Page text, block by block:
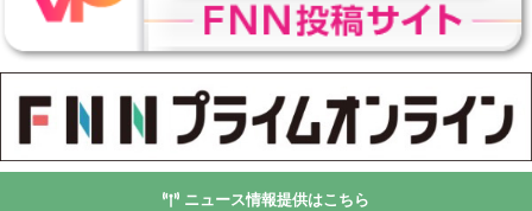
ニュース情報提供はこちら